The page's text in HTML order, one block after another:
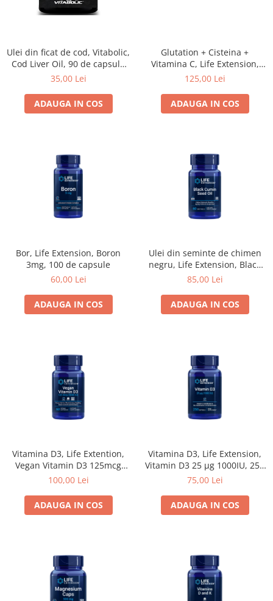
Ulei din ficat de cod, Vitabolic,
Cod Liver Oil, 90 de capsule
moi
35,00 Lei
ADAUGA IN COS
Glutation + Cisteina +
Vitamina C, Life Extension,
Glutathione, Cysteine & C, 100
125,00 Lei
ADAUGA IN COS
Bor, Life Extension, Boron
3mg, 100 de capsule
60,00 Lei
ADAUGA IN COS
Ulei din seminte de chimen
negru, Life Extension, Black
Cumin Seed Oil, 60 de
85,00 Lei
ADAUGA IN COS
Vitamina D3, Life Extention,
Vegan Vitamin D3 125mcg
5000IU, 60 de capsule
100,00 Lei
ADAUGA IN COS
Vitamina D3, Life Extension,
Vitamin D3 25 μg 1000IU, 250
de capsule moi
75,00 Lei
ADAUGA IN COS